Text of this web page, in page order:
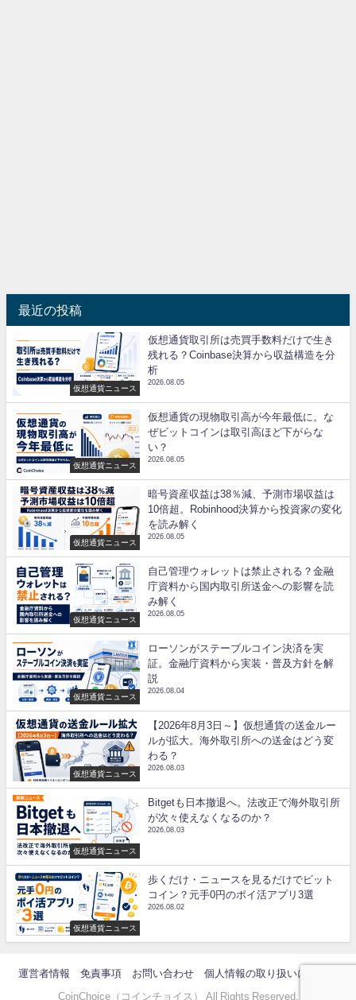
最近の投稿
仮想通貨ニュース
仮想通貨取引所は売買手数料だけで生き
残れる？Coinbase決算から収益構造を分
析
2026.08.05
仮想通貨ニュース
仮想通貨の現物取引高が今年最低に。な
ぜビットコインは取引高ほど下がらな
い？
2026.08.05
仮想通貨ニュース
暗号資産収益は38％減、予測市場収益は
10倍超。Robinhood決算から投資家の変化
を読み解く
2026.08.05
仮想通貨ニュース
自己管理ウォレットは禁止される？金融
庁資料から国内取引所送金への影響を読
み解く
2026.08.05
仮想通貨ニュース
ローソンがステーブルコイン決済を実
証。金融庁資料から実装・普及方針を解
説
2026.08.04
仮想通貨ニュース
【2026年8月3日～】仮想通貨の送金ルー
ルが拡大。海外取引所への送金はどう変
わる？
2026.08.03
仮想通貨ニュース
Bitgetも日本撤退へ。法改正で海外取引所
が次々使えなくなるのか？
2026.08.03
仮想通貨ニュース
歩くだけ・ニュースを見るだけでビット
コイン？元手0円のポイ活アプリ3選
2026.08.02
運営者情報 免責事項 お問い合わせ 個人情報の取り扱いについて
CoinChoice（コインチョイス） All Rights Reserved.